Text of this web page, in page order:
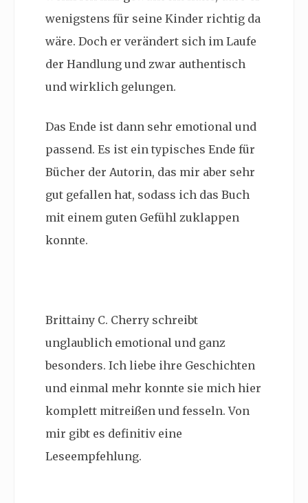
wenigstens für seine Kinder richtig da
wäre. Doch er verändert sich im Laufe
der Handlung und zwar authentisch
und wirklich gelungen.
Das Ende ist dann sehr emotional und
passend. Es ist ein typisches Ende für
Bücher der Autorin, das mir aber sehr
gut gefallen hat, sodass ich das Buch
mit einem guten Gefühl zuklappen
konnte.
Brittainy C. Cherry schreibt
unglaublich emotional und ganz
besonders. Ich liebe ihre Geschichten
und einmal mehr konnte sie mich hier
komplett mitreißen und fesseln. Von
mir gibt es definitiv eine
Leseempfehlung.